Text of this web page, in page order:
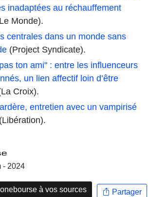
inadaptées au réchauffement
Monde).
centrales dans un monde sans
(Project Syndicate).
ton ami" : entre les influenceurs
un lien affectif loin d’être
Croix).
entretien avec un vampirisé
(Libération).
- 2024
à vos sources Partager